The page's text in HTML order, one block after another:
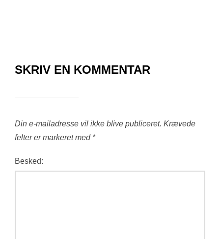
SKRIV EN KOMMENTAR
Din e-mailadresse vil ikke blive publiceret. Krævede
felter er markeret med *
Besked: